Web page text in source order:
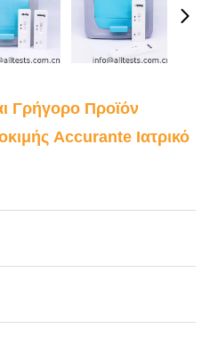
Γρήγορο Προϊόν
Accurante Ιατρικό